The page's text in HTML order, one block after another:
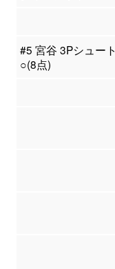
#5 宮谷 3Pシュート
○(8点)